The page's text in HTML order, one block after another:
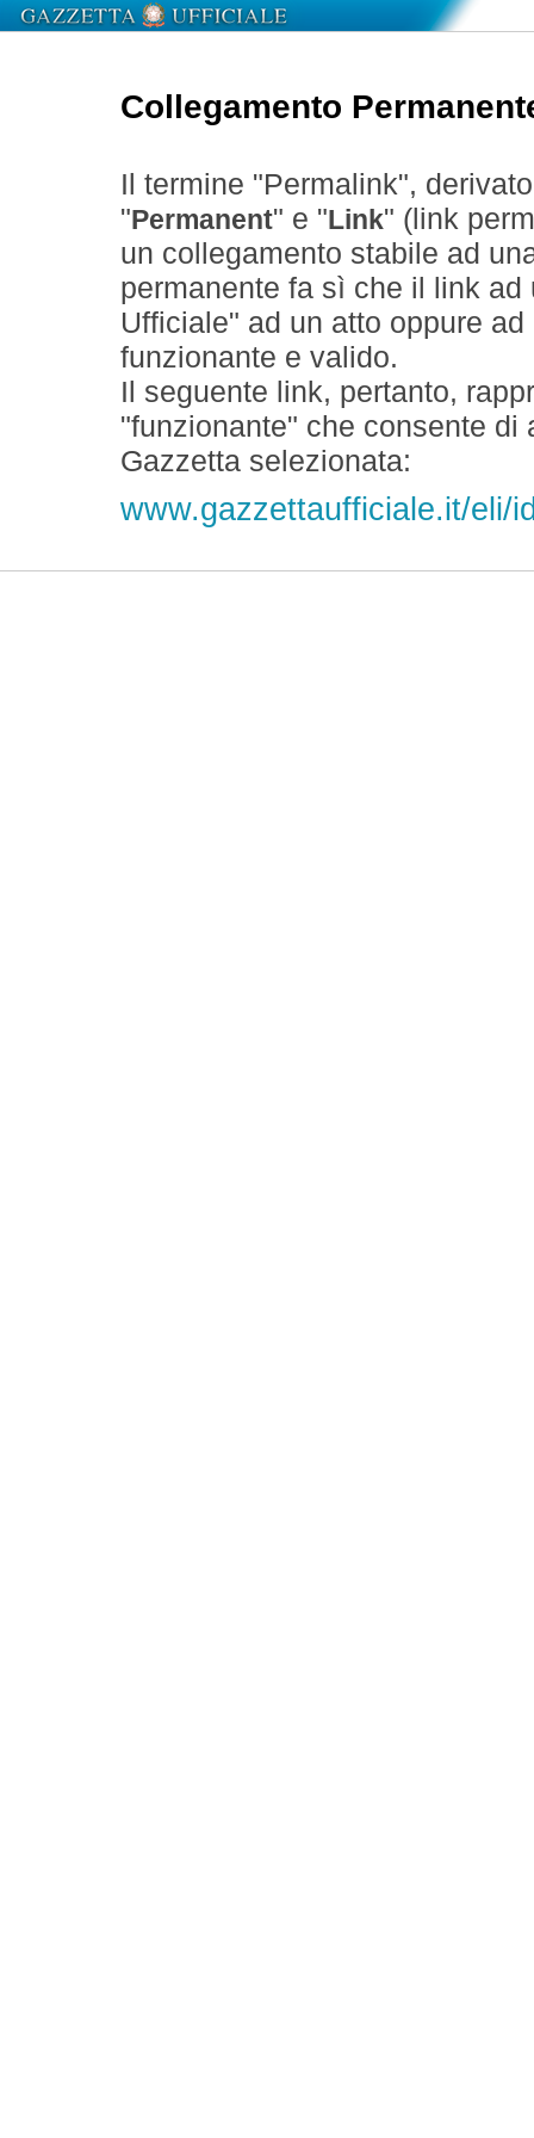
Collegamento
Il termine "Permalink",
" Permanent" e " Link" (link
un collegamento stabile ad
permanente fa sì che il link
Ufficiale" ad un atto oppure
funzionante e valido.
Il seguente link, pertanto,
"funzionante" che consente
Gazzetta selezionata:
www.gazzettaufficiale.it/eli/